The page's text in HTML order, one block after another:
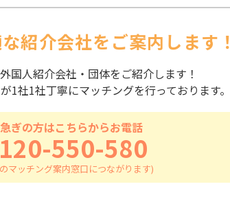
紹介会社をご案内します！
国人紹介会社・団体をご紹介します！
1社1社丁寧にマッチングを行っております。
ぎの方はこちらからお電話
550-580